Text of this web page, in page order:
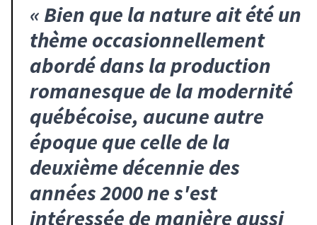
« Bien que la nature ait été un
thème occasionnellement
abordé dans la production
romanesque de la modernité
québécoise, aucune autre
époque que celle de la
deuxième décennie des
années 2000 ne s'est
intéressée de manière aussi